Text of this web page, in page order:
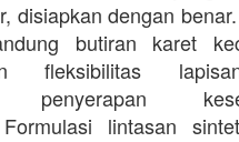
disiapkan dengan
butiran karet
fleksibilitas
penyerapan
lintasan